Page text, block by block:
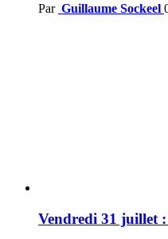
Par Guillaume Sockeel
Vendredi 31 juillet